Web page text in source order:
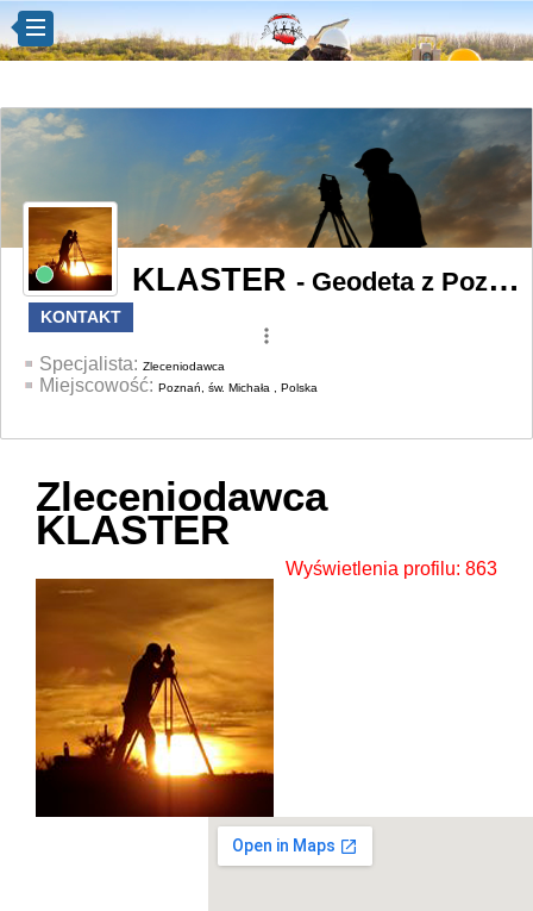
KONTAKT
KLASTER - Geodeta z Poznań
more_vert
Specjalista: Zleceniodawca
Miejscowość: Poznań, św. Michała , Polska
Zleceniodawca
KLASTER
Wyświetlenia profilu: 863